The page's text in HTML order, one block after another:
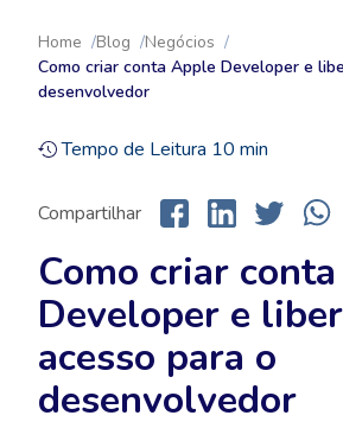
Home Blog
Negócios
Como criar conta Apple Developer e
desenvolvedor
Tempo de Leitura 10 min
Compartilhar
Como criar
Developer e
acesso para o
desenvolvedor